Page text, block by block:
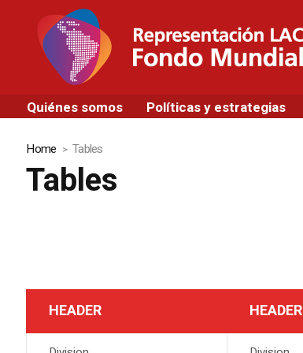
Quiénes somos Políticas y estrategias
Home Tables
Tables
HEADER HEADER